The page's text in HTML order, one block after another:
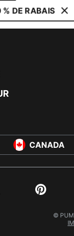
DE RABAIS
CANADA
Pinterest
©